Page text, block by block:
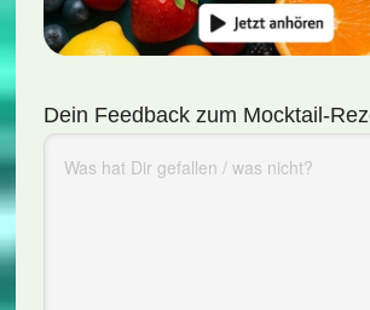
Dein Feedback zum Mocktail-